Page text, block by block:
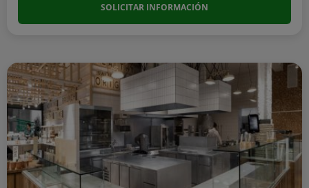
SOLICITAR INFORMACIÓN